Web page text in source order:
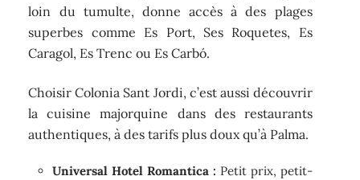
loin du tumulte, donne accès à des plages
superbes comme Es Port, Ses Roquetes, Es
Caragol, Es Trenc ou Es Carbó.
Choisir Colonia Sant Jordi, c’est aussi découvrir
la cuisine majorquine dans des restaurants
authentiques, à des tarifs plus doux qu’à Palma.
Universal Hotel Romantica : Petit prix, petit-